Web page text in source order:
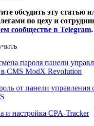
обсудить эту статью
по цеху и
сообществе в Telegram.
пароля панели
в CMS ModX Revolution
от панели управления
и настройка CPA-Tracker